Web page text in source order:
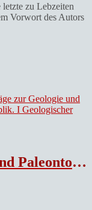
zu Lebzeiten
Vorwort des Autors
Theil (alles Erschienenen)